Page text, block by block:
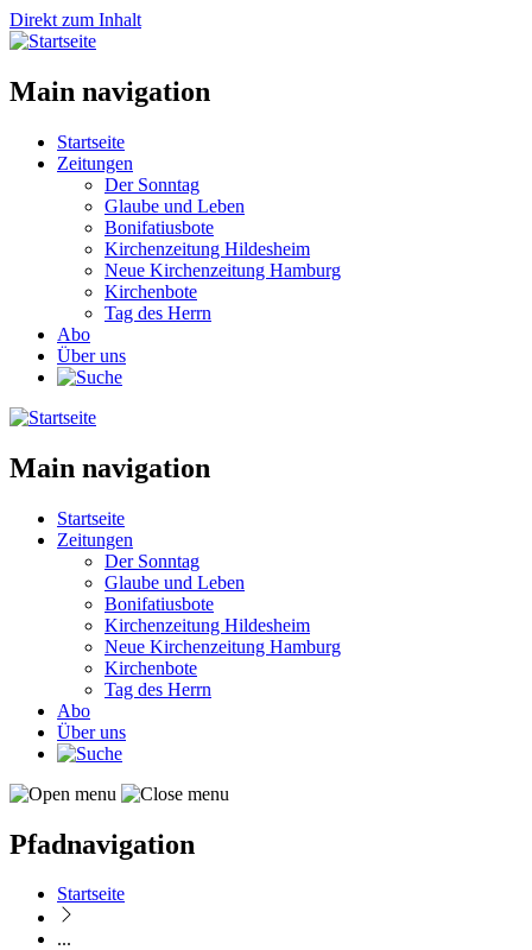
Direkt zum Inhalt
Main navigation
Startseite
Zeitungen
Der Sonntag
Glaube und Leben
Bonifatiusbote
Kirchenzeitung Hildesheim
Neue Kirchenzeitung Hamburg
Kirchenbote
Tag des Herrn
Abo
Über uns
Main navigation
Startseite
Zeitungen
Der Sonntag
Glaube und Leben
Bonifatiusbote
Kirchenzeitung Hildesheim
Neue Kirchenzeitung Hamburg
Kirchenbote
Tag des Herrn
Abo
Über uns
Pfadnavigation
Startseite
...